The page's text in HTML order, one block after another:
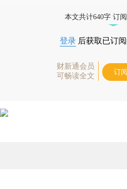
本文共计640字 订
登录 后获取已订
财新通会员
可畅读全文
订